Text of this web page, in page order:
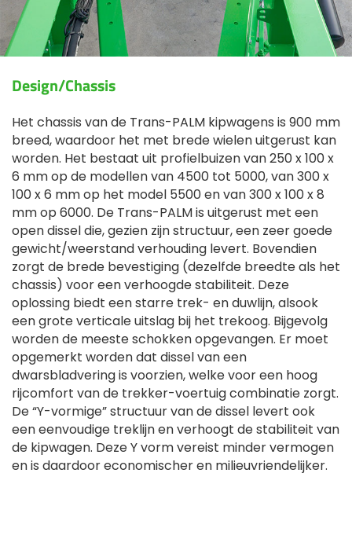
Design/Chassis
Het chassis van de Trans-PALM kipwagens is 900 mm
breed, waardoor het met brede wielen uitgerust kan
worden. Het bestaat uit profielbuizen van 250 x 100 x
6 mm op de modellen van 4500 tot 5000, van 300 x
100 x 6 mm op het model 5500 en van 300 x 100 x 8
mm op 6000. De Trans-PALM is uitgerust met een
open dissel die, gezien zijn structuur, een zeer goede
gewicht/weerstand verhouding levert. Bovendien
zorgt de brede bevestiging (dezelfde breedte als het
chassis) voor een verhoogde stabiliteit. Deze
oplossing biedt een starre trek- en duwlijn, alsook
een grote verticale uitslag bij het trekoog. Bijgevolg
worden de meeste schokken opgevangen. Er moet
opgemerkt worden dat dissel van een
dwarsbladvering is voorzien, welke voor een hoog
rijcomfort van de trekker-voertuig combinatie zorgt.
De “Y-vormige” structuur van de dissel levert ook
een eenvoudige treklijn en verhoogt de stabiliteit van
de kipwagen. Deze Y vorm vereist minder vermogen
en is daardoor economischer en milieuvriendelijker.